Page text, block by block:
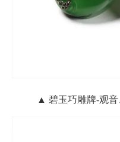
▲ 碧玉巧雕牌-观音